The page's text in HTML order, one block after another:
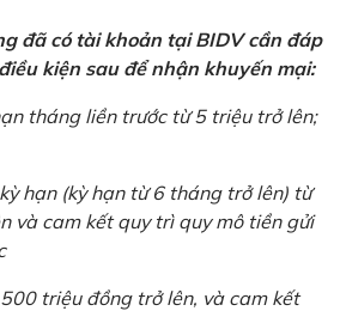
đã có tài khoản tại BIDV cần đáp
kiện sau để nhận khuyến mại:
tháng liền trước từ 5 triệu trở lên;
hạn (kỳ hạn từ 6 tháng trở lên) từ
và cam kết quy trì quy mô tiền gửi
triệu đồng trở lên, và cam kết